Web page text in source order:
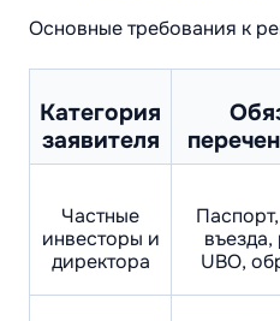
Основные требования к
Категория
заявителя
Частные
инвесторы и
директора
UBO,